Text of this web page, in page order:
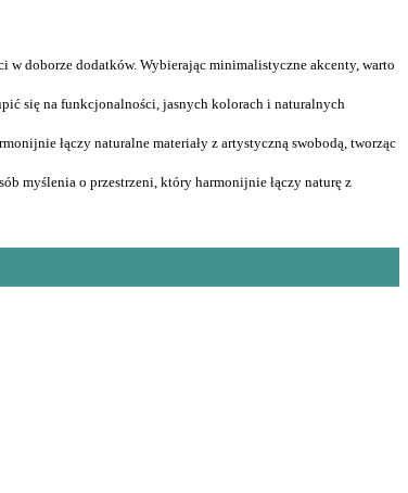
doborze dodatków. Wybierając minimalistyczne akcenty, warto
się na funkcjonalności, jasnych kolorach i naturalnych
łączy naturalne materiały z artystyczną swobodą, tworząc
myślenia o przestrzeni, który harmonijnie łączy naturę z